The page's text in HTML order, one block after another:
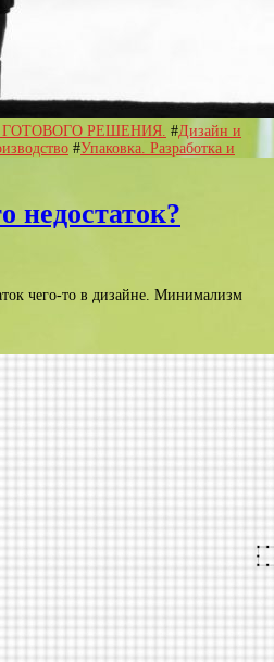
ГОТОВОГО РЕШЕНИЯ. #Дизайн и
#Упаковка. Разработка и
недостаток?
чего-то в дизайне. Минимализм